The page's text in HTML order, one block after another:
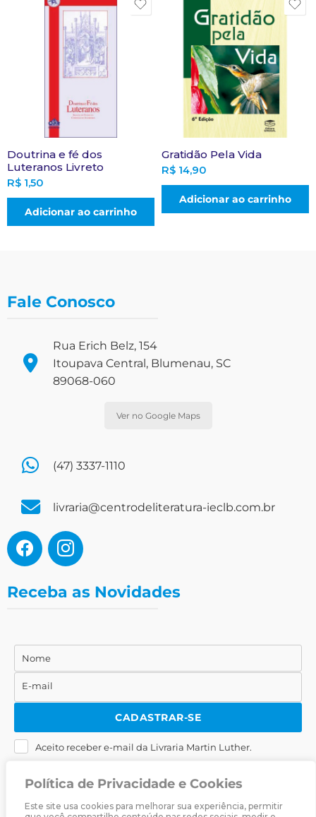
Política de Privacidade e Cookies
Este site usa cookies para melhorar sua experiência, permitir
Doutrina e fé dos
Luteranos Livreto
R$ 1,50
Adicionar ao carrinho
Gratidão Pela Vida
R$ 14,90
Adicionar ao carrinho
Fale Conosco
Rua Erich Belz, 154
Itoupava Central, Blumenau, SC
89068-060
Ver no Google Maps
(47) 3337-1110
livraria@centrodeliteratura-ieclb.com.br
Receba as Novidades
Nome
Nome
E-
mail
E-mail
CADASTRAR-SE
Aceito receber e-mail da Livraria Martin Luther.